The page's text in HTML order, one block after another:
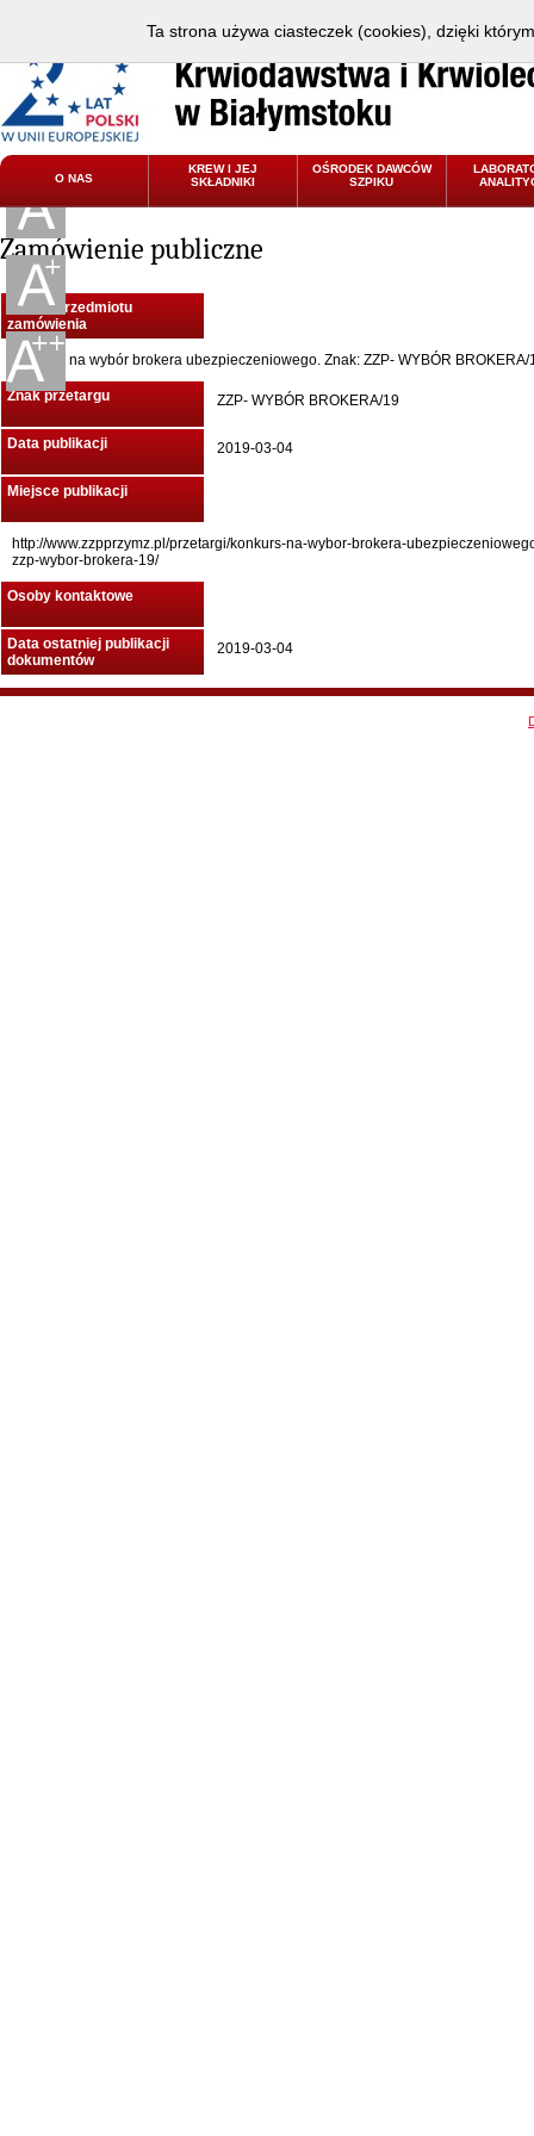
O NAS
KREW I JEJ
SKŁADNIKI
OŚRODEK DAWCÓW
SZPIKU
Zamówienie publiczne
Nazwa przedmiotu
zamówienia
Konkurs na wybór brokera ubezpieczeniowego. Znak: ZZP- WYBÓR BROKERA/
Znak przetargu ZZP- WYBÓR BROKERA/19
Data publikacji 2019-03-04
Miejsce publikacji
http://www.zzpprzymz.pl/przetargi/konkurs-na-wybor-brokera-
zzp-wybor-brokera-19/
Osoby kontaktowe
Data ostatniej publikacji
dokumentów
2019-03-04
Ta strona używa ciasteczek (cookies), dzięki